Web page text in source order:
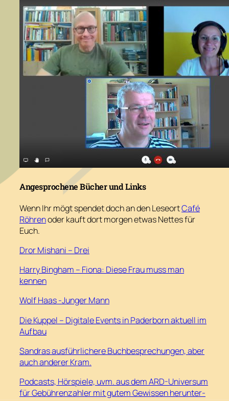
Angesprochene Bücher und Links
Wenn Ihr mögt spendet doch an den LeseortCafé
Röhrenoder kauft dort morgen etwas Nettes für
Euch.
Dror Mishani – Drei
Harry Bingham – Fiona: Diese Frau muss man
kennen
Wolf Haas -Junger Mann
Die Kuppel – Digitale Events in Paderborn aktuell im
Aufbau
Sandras ausführlichere Buchbesprechungen, aber
auch anderer Kram.
Podcasts, Hörspiele, uvm. aus dem ARD-Universum
für Gebührenzahler mit gutem Gewissen herunter-